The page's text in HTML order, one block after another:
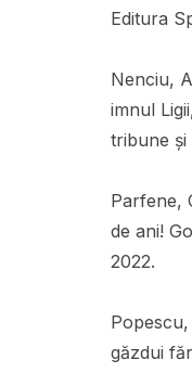
Editura
Nenciu,
imnul
tribune și
Parfene,
de ani!
2022.
găzdui